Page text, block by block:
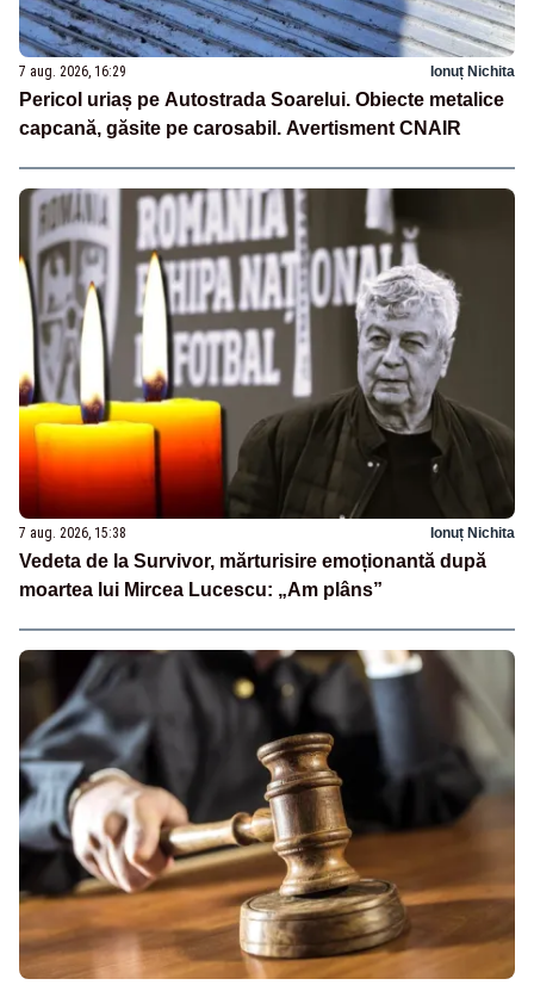
7 aug. 2026, 16:29 Ionuț Nichita
Pericol uriaș pe Autostrada Soarelui. Obiecte metalice
capcană, găsite pe carosabil. Avertisment CNAIR
7 aug. 2026, 15:38 Ionuț Nichita
Vedeta de la Survivor, mărturisire emoționantă după
moartea lui Mircea Lucescu: „Am plâns”